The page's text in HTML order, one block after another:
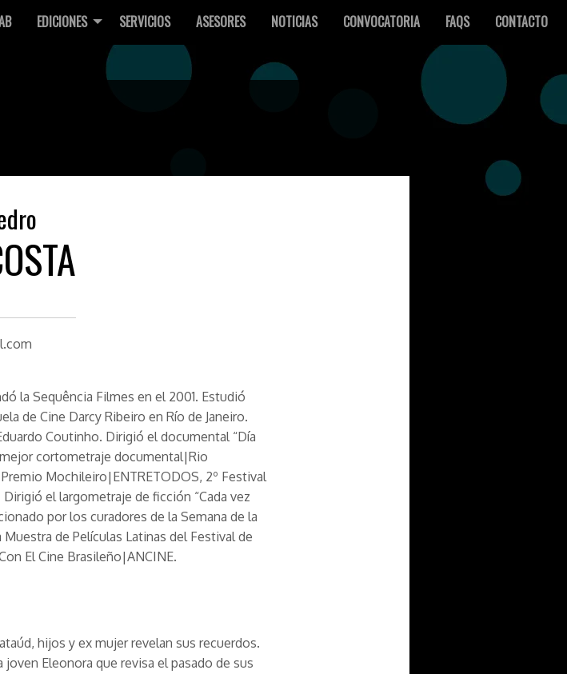
EDICIONES SERVICIOS ASESORES NOTICIAS CONVOCATORIA FAQS CONTACTO
la Sequência Filmes en el 2001. Estudió
de Cine Darcy Ribeiro en Río de Janeiro.
Coutinho. Dirigió el documental “Día
cortometraje documental|Rio
Mochileiro|ENTRETODOS, 2º Festival
el largometraje de ficción “Cada vez
por los curadores de la Semana de la
de Películas Latinas del Festival de
El Cine Brasileño|ANCINE.
hijos y ex mujer revelan sus recuerdos.
Eleonora que revisa el pasado de sus